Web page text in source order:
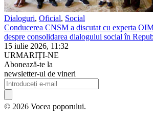
Dialoguri, Oficial, Social
Conducerea CNSM a discutat cu experta
despre consolidarea dialogului social în
15 iulie 2026, 11:32
URMARIȚI-NE
Abonează-te la
newsletter-ul de vineri
© 2026 Vocea poporului.